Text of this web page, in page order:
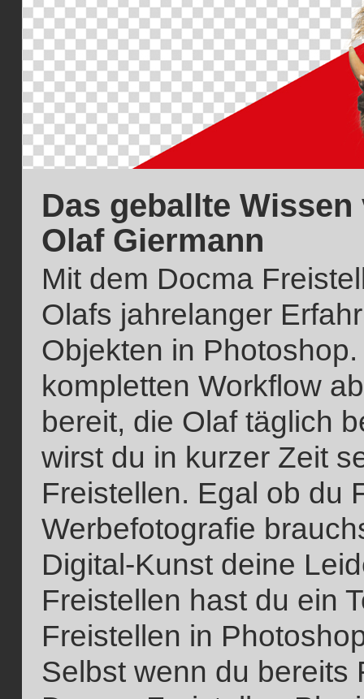
Das geballte
Olaf Giermann
Mit dem Docma
Olafs jahrelanger
Objekten in
kompletten Workflow
bereit, die Olaf täglich
wirst du in kurzer Zeit
Freistellen. Egal ob du
Werbefotografie
Digital-Kunst deine
Freistellen hast du ein
Freistellen in
Selbst wenn du bereits